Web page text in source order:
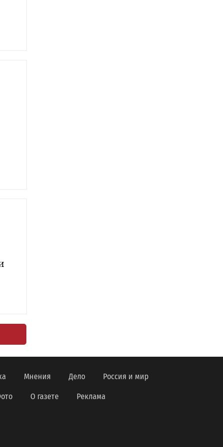
Мнения Дело Россия и мир
О газете Реклама